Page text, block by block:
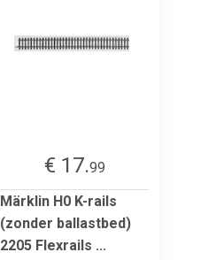
€ 17.99
Märklin H0 K-rails
(zonder ballastbed)
2205 Flexrails ...